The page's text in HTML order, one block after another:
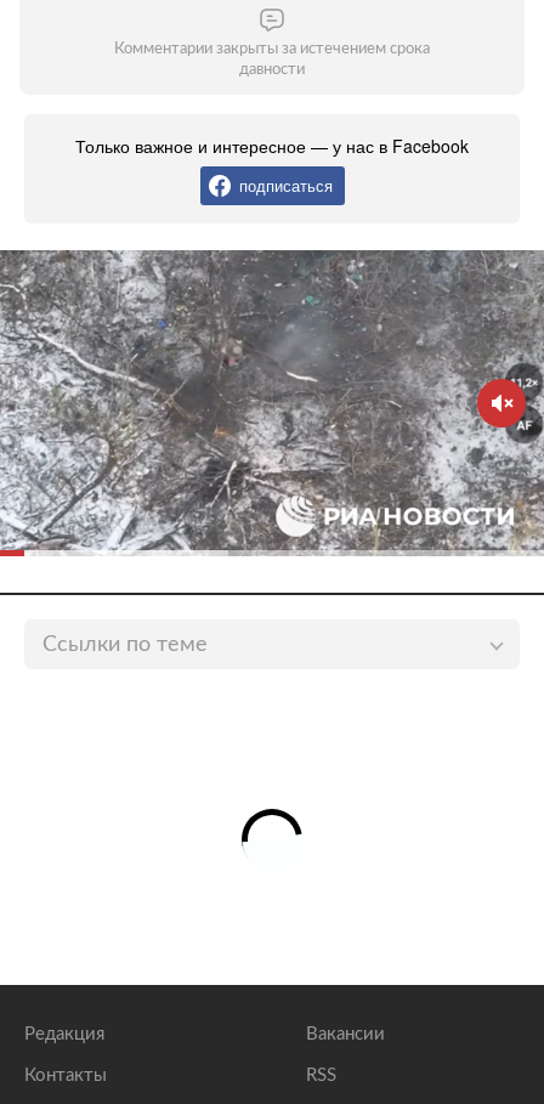
Комментарии закрыты за истечением срока
давности
Только важное и интересное — у нас в Facebook
подписаться
Ссылки по теме
Пользователи сети возмутились рекомендации
Редакция
Контакты
Вакансии
RSS